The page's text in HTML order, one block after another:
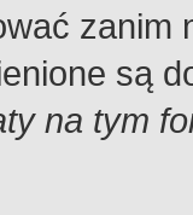
są
na tym